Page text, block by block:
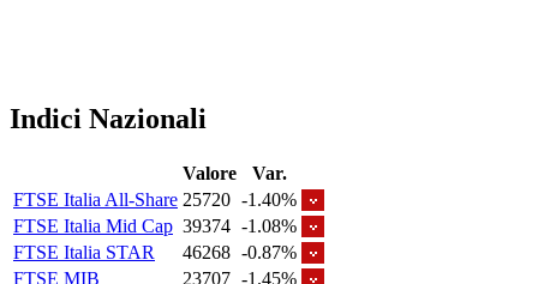
Indici Nazionali
Valore
Var.
FTSE Italia All-Share 25720 -1.40%
FTSE Italia Mid Cap 39374 -1.08%
FTSE Italia STAR
46268 -0.87%
FTSE MIB
23707 -1.45%